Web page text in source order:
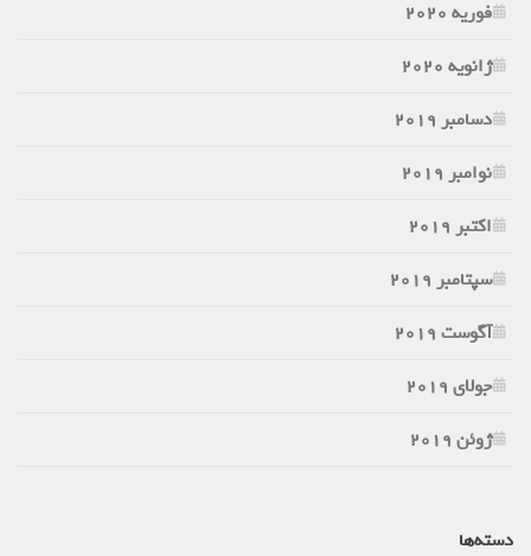
فوریه 2020
ژانویه 2020
دسامبر 2019
نوامبر 2019
اکتبر 2019
سپتامبر 2019
آگوست 2019
جولای 2019
ژوئن 2019
دسته‌ها